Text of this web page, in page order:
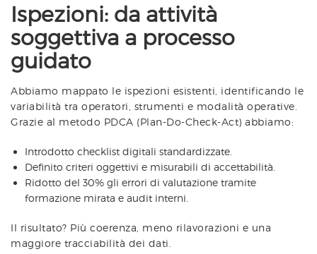
Ispezioni: da attività
soggettiva a processo
guidato
Abbiamo mappato le ispezioni esistenti, identificando le
variabilità tra operatori, strumenti e modalità operative.
Grazie al metodo PDCA (Plan-Do-Check-Act) abbiamo:
Introdotto checklist digitali standardizzate.
Definito criteri oggettivi e misurabili di accettabilità.
Ridotto del 30% gli errori di valutazione tramite
formazione mirata e audit interni.
Il risultato? Più coerenza, meno rilavorazioni e una
maggiore tracciabilità dei dati.